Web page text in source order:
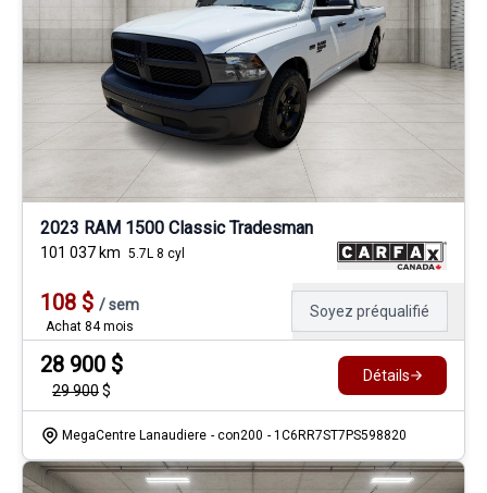
2023 RAM 1500 Classic Tradesman
101 037 km 5.7L 8 cyl
108 $ /sem
Achat 84 mois
Soyez préqualifié
28 900 $
29 900$
Détails
MegaCentre Lanaudiere - con200 - 1C6RR7ST7PS598820